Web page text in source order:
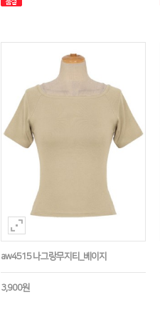
aw4515 나그랑무지티_베이지
3,900원